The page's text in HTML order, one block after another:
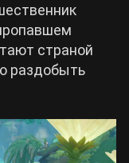
страной
раздобыть